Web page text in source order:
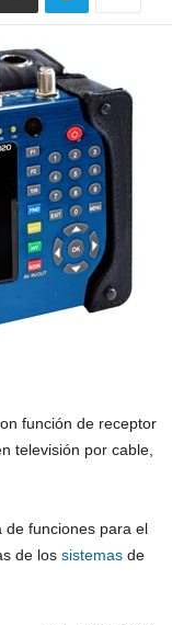
función de receptor
televisión por cable,
de funciones para el
de los sistemas de